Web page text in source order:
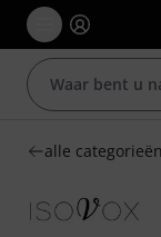
alle categorieën